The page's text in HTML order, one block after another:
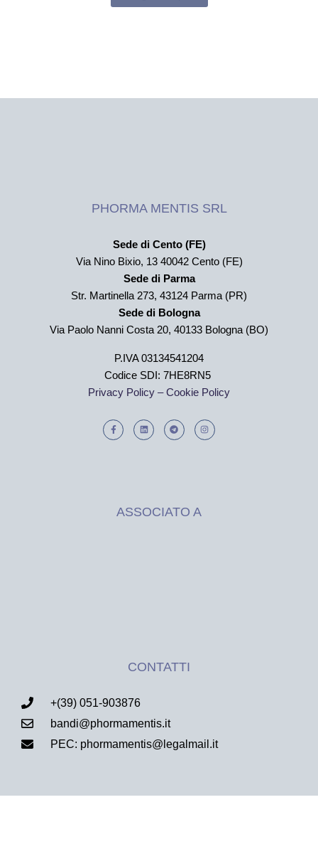
PHORMA MENTIS SRL
Sede di Cento (FE)
Via Nino Bixio, 13 40042 Cento (FE)
Sede di Parma
Str. Martinella 273, 43124 Parma (PR)
Sede di Bologna
Via Paolo Nanni Costa 20, 40133 Bologna (BO)
P.IVA 03134541204
Codice SDI: 7HE8RN5
Privacy Policy –Cookie Policy
CONTATTI
+(39) 051-903876
bandi@phormamentis.it
PEC: phormamentis@legalmail.it
ASSOCIATO A